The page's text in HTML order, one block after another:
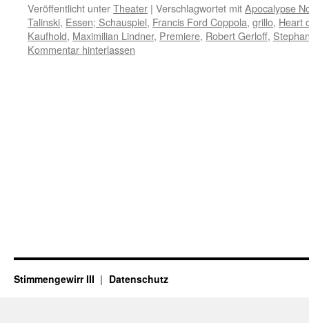
Veröffentlicht unterTheater | Verschlagwortet mitApocalypse
Talinski, Essen; Schauspiel, Francis Ford Coppola, grillo, Heart
Kaufhold, Maximilian Lindner, Premiere, Robert Gerloff,
Kommentar hinterlassen
Stimmengewirr III Datenschutz